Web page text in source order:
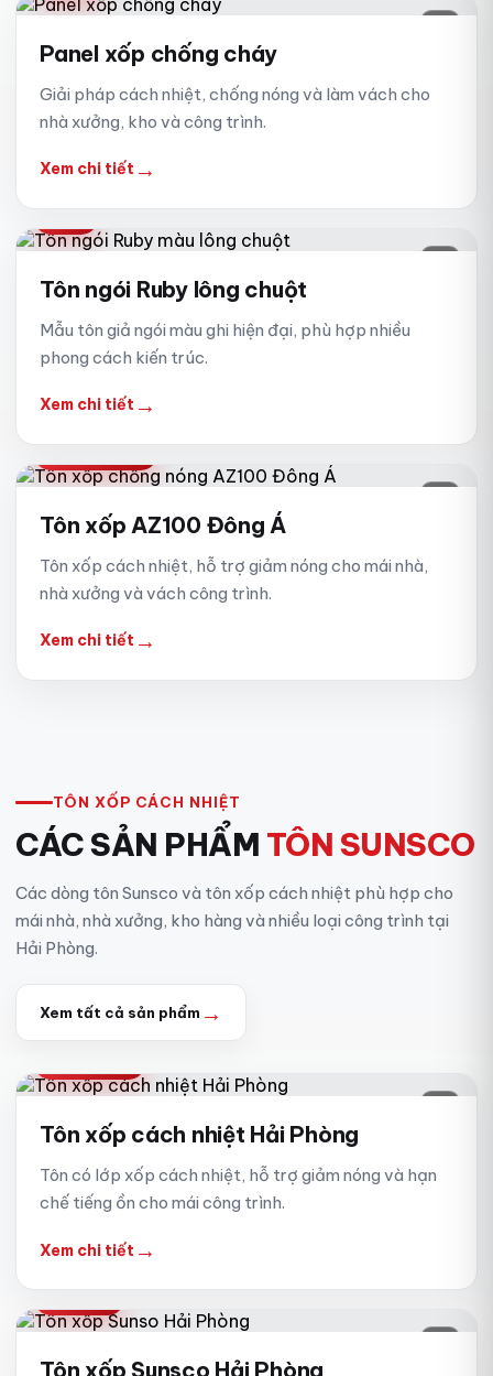
Panel xốp chống cháy
Giải pháp cách nhiệt, chống nóng và làm vách cho
nhà xưởng, kho và công trình.
Xem chi tiết →
Tôn ngói Ruby lông chuột
Mẫu tôn giả ngói màu ghi hiện đại, phù hợp nhiều
phong cách kiến trúc.
Xem chi tiết →
Tôn xốp AZ100 Đông Á
Tôn xốp cách nhiệt, hỗ trợ giảm nóng cho mái nhà,
nhà xưởng và vách công trình.
Xem chi tiết →
TÔN XỐP CÁCH NHIỆT
CÁC SẢN PHẨM TÔN SUNSCO
Các dòng tôn Sunsco và tôn xốp cách nhiệt phù hợp cho
mái nhà, nhà xưởng, kho hàng và nhiều loại công trình tại
Hải Phòng.
Xem tất cả sản phẩm →
Tôn xốp cách nhiệt Hải Phòng
Tôn có lớp xốp cách nhiệt, hỗ trợ giảm nóng và hạn
chế tiếng ồn cho mái công trình.
Xem chi tiết →
Tôn xốp Sunsco Hải Phòng